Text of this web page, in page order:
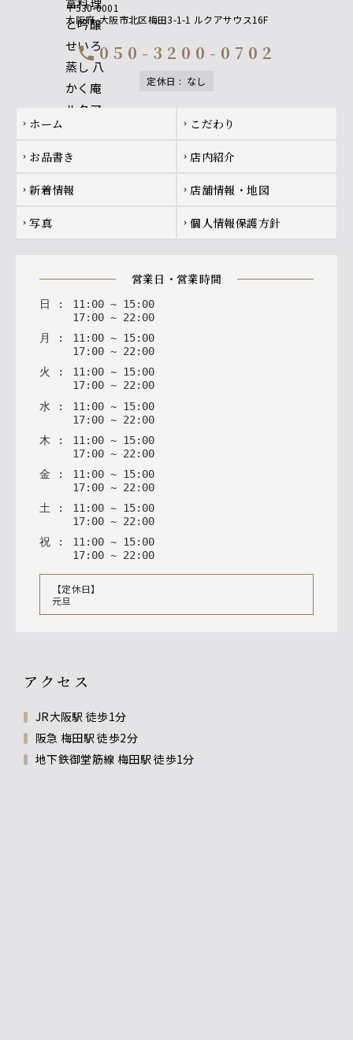
〒530-0001
大阪府 大阪市北区梅田3-1-1 ルクアサウス16F
call050-3200-0702
定休日 : なし
Footer navigation
chevron_right ホーム chevron_right こだわり
chevron_right お品書き chevron_right 店内紹介
chevron_right 新着情報 chevron_right 店舗情報・地図
chevron_right 写真 chevron_right 個人情報保護方針
営業日・営業時間
日 : 11 : 00 ~ 15: 00
17: 00 ~ 22 : 00
月
: 11: 00 ~ 15: 00
17: 00 ~ 22: 00
火
: 11: 00 ~ 15: 00
17: 00 ~ 22: 00
水 : 11 : 00 ~ 15: 00
17: 00 ~ 22 : 00
木 : 11 : 00 ~ 15: 00
17: 00 ~ 22 : 00
金 : 11 : 00 ~ 15: 00
17: 00 ~ 22 : 00
土 : 11 : 00 ~ 15: 00
17: 00 ~ 22 : 00
祝 : 11 : 00 ~ 15: 00
17: 00 ~ 22 : 00
【定休日】
元旦
アクセス
JR大阪駅 徒歩1分
阪急 梅田駅 徒歩2分
地下鉄御堂筋線 梅田駅 徒歩1分